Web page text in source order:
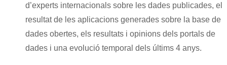
d’experts internacionals sobre les dades publicades, el
resultat de les aplicacions generades sobre la base de
dades obertes, els resultats i opinions dels portals de
dades i una evolució temporal dels últims 4 anys.